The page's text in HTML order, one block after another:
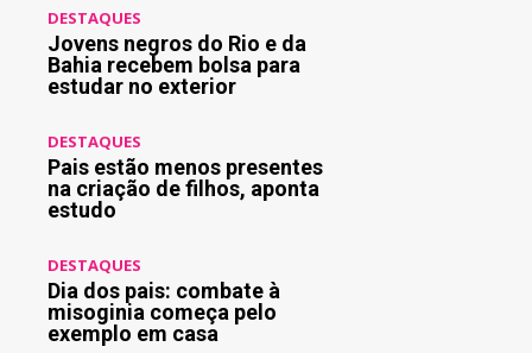
DESTAQUES
Jovens negros do Rio e da
Bahia recebem bolsa para
estudar no exterior
DESTAQUES
Pais estão menos presentes
na criação de filhos, aponta
estudo
DESTAQUES
Dia dos pais: combate à
misoginia começa pelo
exemplo em casa